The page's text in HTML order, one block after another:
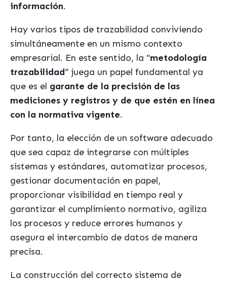
información.
Hay varios tipos de trazabilidad conviviendo
simultáneamente en un mismo contexto
empresarial. En este sentido, la "metodología
trazabilidad” juega un papel fundamental ya
que es el garante de la precisión de las
mediciones y registros y de que estén en línea
con la normativa vigente.
Por tanto, la elección de un software adecuado
que sea capaz de integrarse con múltiples
sistemas y estándares, automatizar procesos,
gestionar documentación en papel,
proporcionar visibilidad en tiempo real y
garantizar el cumplimiento normativo, agiliza
los procesos y reduce errores humanos y
asegura el intercambio de datos de manera
precisa.
La construcción del correcto sistema de